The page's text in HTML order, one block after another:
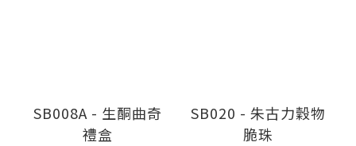
SB008A - 生酮曲奇
禮盒
SB020 - 朱古力穀物
脆珠